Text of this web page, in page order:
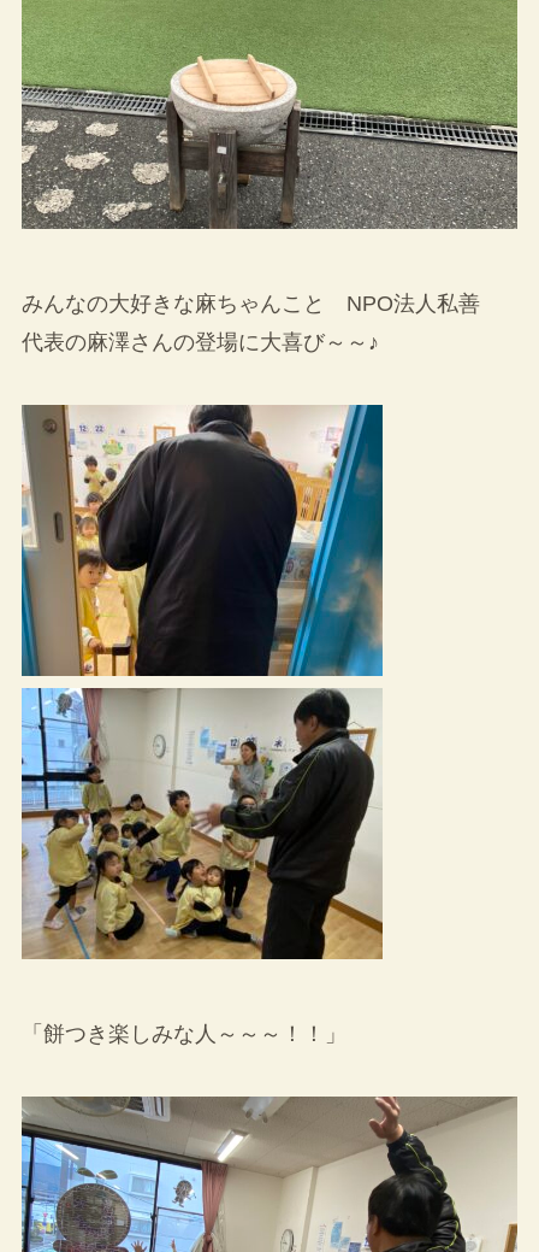
みんなの大好きな麻ちゃんこと NPO法人私善
代表の麻澤さんの登場に大喜び～～♪
「餅つき楽しみな人～～～！！」